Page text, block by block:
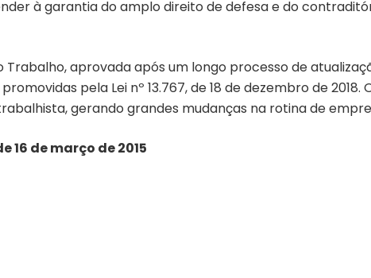
à garantia do amplo direito de defesa e do
Trabalho, aprovada após um longo processo de
promovidas pela Lei nº 13.767, de 18 de dezembro de
gerando grandes mudanças na rotina de
16 de março de 2015